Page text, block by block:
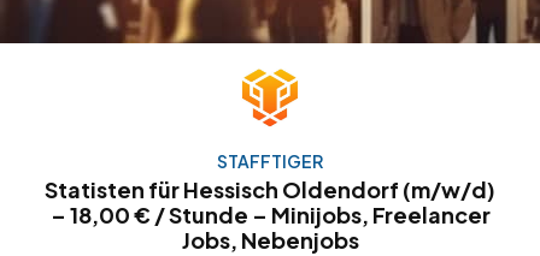
STAFFTIGER
Statisten für Hessisch Oldendorf (m/w/d)
– 18,00 € / Stunde – Minijobs, Freelancer
Jobs, Nebenjobs